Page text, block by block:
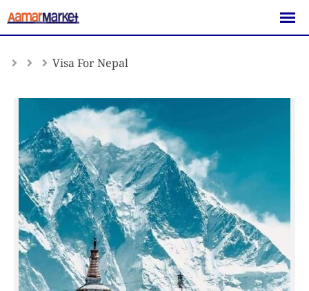
Skip
to
Visa For Nepal